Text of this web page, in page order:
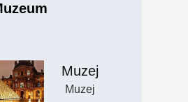
Muzej
Muzej